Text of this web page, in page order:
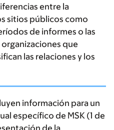
entre la
sitios públicos como
de informes o las
que
las relaciones y los
información para un
específico de MSK (1 de